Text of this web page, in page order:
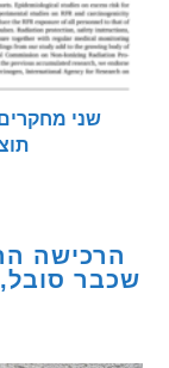
שני מחקרים על
תוצאות
סובל,